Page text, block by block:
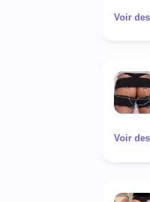
Voir
Voir